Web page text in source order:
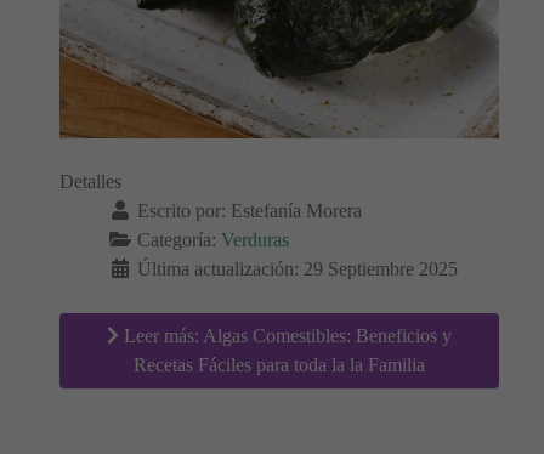
Detalles
Escrito por: Estefanía Morera
Categoría: Verduras
Última actualización: 29 Septiembre 2025
Leer más: Algas Comestibles: Beneficios y
Recetas Fáciles para toda la la Familia